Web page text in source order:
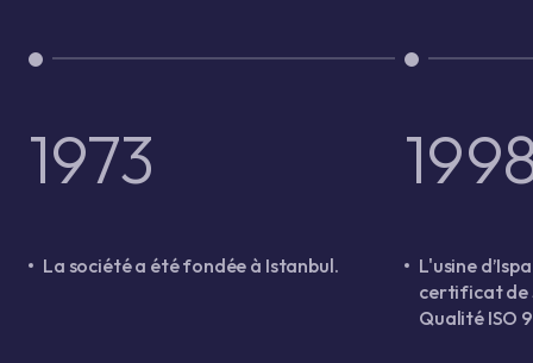
1973
La société a été fondée à Istanbul.
L'usine
certificat de
Qualité ISO